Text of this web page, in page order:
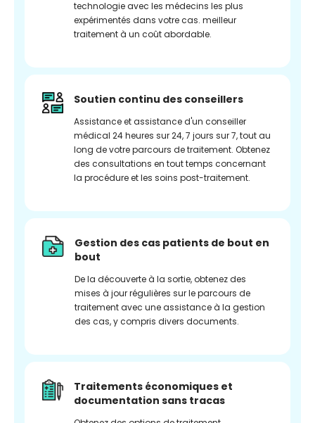
technologie avec les médecins les plus
expérimentés dans votre cas. meilleur
traitement à un coût abordable.
Soutien continu des conseillers
Assistance et assistance d'un conseiller
médical 24 heures sur 24, 7 jours sur 7, tout au
long de votre parcours de traitement. Obtenez
des consultations en tout temps concernant
la procédure et les soins post-traitement.
Gestion des cas patients de bout en
bout
De la découverte à la sortie, obtenez des
mises à jour régulières sur le parcours de
traitement avec une assistance à la gestion
des cas, y compris divers documents.
Traitements économiques et
documentation sans tracas